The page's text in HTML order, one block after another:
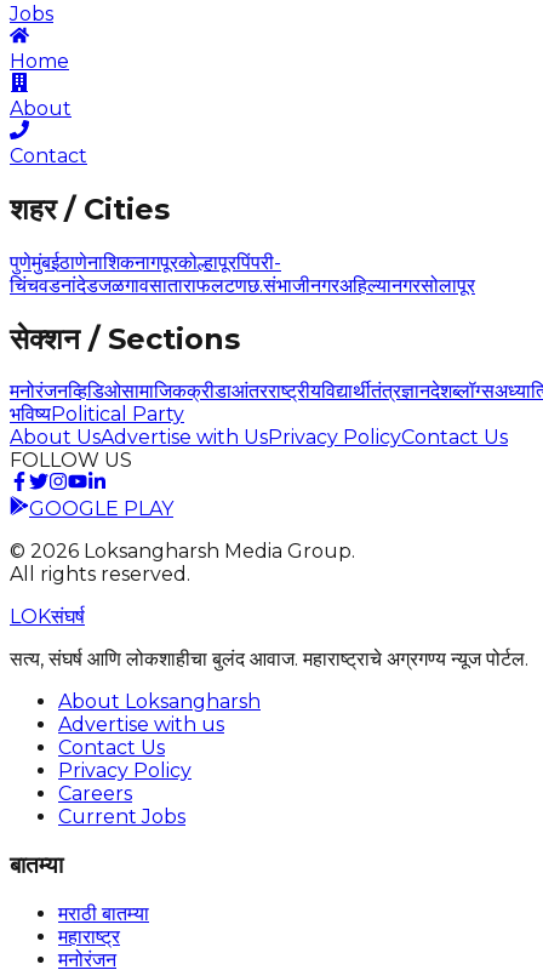
Jobs
Home
About
Contact
शहर / Cities
पुणेमुंबईठाणेनाशिकनागपूरकोल्हापूरपिंपरी-
चिंचवडनांदेडजळगावसाताराफलटणछ.संभाजीनगरअहिल्यानगरसोलापूर
सेक्शन / Sections
मनोरंजनव्हिडिओसामाजिकक्रीडाआंतरराष्ट्रीयविद्यार्थीतंत्रज्ञानदेशब्लॉग्स
भविष्यPolitical Party
About UsAdvertise with UsPrivacy PolicyContact Us
FOLLOW US
GOOGLE PLAY
© 2026 Loksangharsh Media Group.
All rights reserved.
LOKसंघर्ष
सत्य, संघर्ष आणि लोकशाहीचा बुलंद आवाज. महाराष्ट्राचे अग्रगण्य न्यूज पोर्टल.
About Loksangharsh
Advertise with us
Contact Us
Privacy Policy
Careers
Current Jobs
बातम्या
मराठी बातम्या
महाराष्ट्र
मनोरंजन